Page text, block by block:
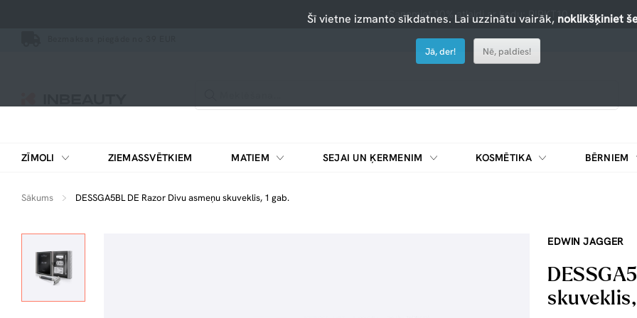
Saņemiet 10% atlaidi ar kodu: PIRKT10
ZĪMOLI ZIEMASSVĒTKIEM MATIEM SEJAI UN ĶERMENIM KOSMĒTIKA BĒRNIEM
Sākums DESSGA5BL DE Razor Divu asmeņu skuveklis, 1 gab.
EDWIN JAGGER
skuveklis,
Šī vietne izmanto sīkdatnes. Lai uzzinātu vairāk, noklikšķiniet
Jā, der! Nē, paldies!